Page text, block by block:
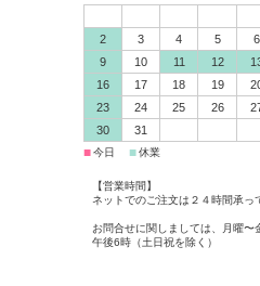
2
3 4 5 6
9
10 11 12
16
17 18 19
23
24 25 26
30
31
■今日 ■休業
【営業時間】
ネットでのご注文は２４時間承っ
お問合せに関しましては、月曜〜
午後6時（土日祝を除く）